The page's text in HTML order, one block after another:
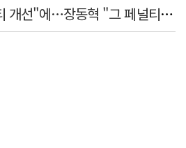
李대통령 "결혼 페널티 개선"에…장동혁 "그 페널티 만든 게 이 정권"